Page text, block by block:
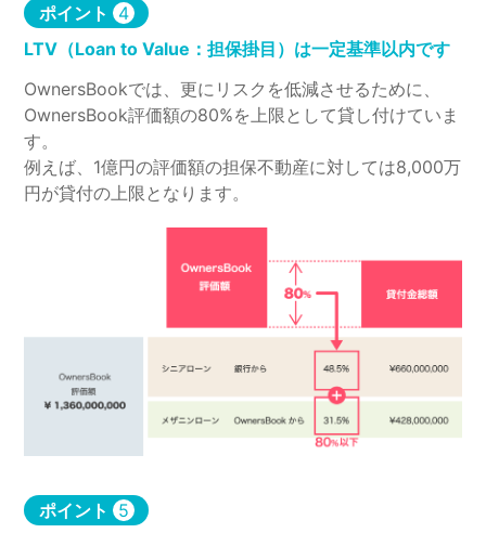
ポイント
4
LTV（Loan to Value：担保掛目）は一定基準以内です
OwnersBookでは、更にリスクを低減させるために、
OwnersBook評価額の80%を上限として貸し付けていま
す。
例えば、1億円の評価額の担保不動産に対しては8,000万
円が貸付の上限となります。
ポイント
5